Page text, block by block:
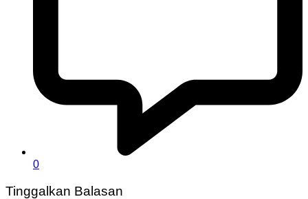
0
Tinggalkan Balasan